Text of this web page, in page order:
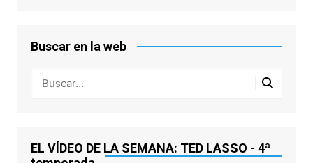
Buscar en la web
EL VÍDEO DE LA SEMANA: TED LASSO - 4ª